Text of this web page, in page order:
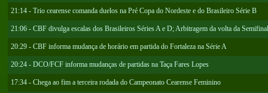
21:14 - Trio cearense comanda duelos na Pré Copa do Nordeste e do Brasileiro Série B
21:06 - CBF divulga escalas dos Brasileiros Séries A e D; Arbitragem da volta da
20:29 - CBF informa mudança de horário em partida do Fortaleza na Série A
20:24 - DCO/FCF informa mudanças de partidas na Taça Fares Lopes
17:34 - Chega ao fim a terceira rodada do Campeonato Cearense Feminino